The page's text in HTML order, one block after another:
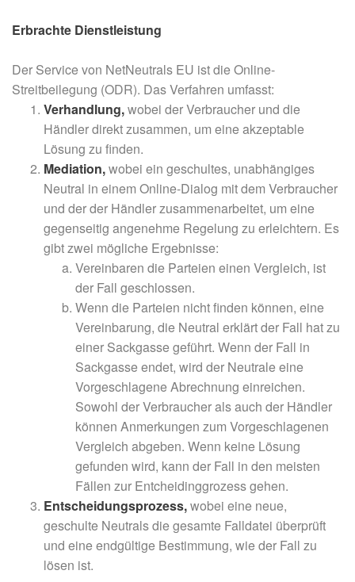
Erbrachte Dienstleistung
Der Service von NetNeutrals EU ist die Online-
Streitbeilegung (ODR). Das Verfahren umfasst:
Verhandlung,wobei der Verbraucher und die
Händler direkt zusammen, um eine akzeptable
Lösung zu finden.
Mediation,wobei ein geschultes, unabhängiges
Neutral in einem Online-Dialog mit dem Verbraucher
und der der Händler zusammenarbeitet, um eine
gegenseitig angenehme Regelung zu erleichtern. Es
gibt zwei mögliche Ergebnisse:
Vereinbaren die Parteien einen Vergleich, ist
der Fall geschlossen.
Wenn die Parteien nicht finden können, eine
Vereinbarung, die Neutral erklärt der Fall hat zu
einer Sackgasse geführt. Wenn der Fall in
Sackgasse endet, wird der Neutrale eine
Vorgeschlagene Abrechnung einreichen.
Sowohl der Verbraucher als auch der Händler
können Anmerkungen zum Vorgeschlagenen
Vergleich abgeben. Wenn keine Lösung
gefunden wird, kann der Fall in den meisten
Fällen zur Entcheidinggrozess gehen.
Entscheidungsprozess,wobei eine neue,
geschulte Neutrals die gesamte Falldatei überprüft
und eine endgültige Bestimmung, wie der Fall zu
lösen ist.